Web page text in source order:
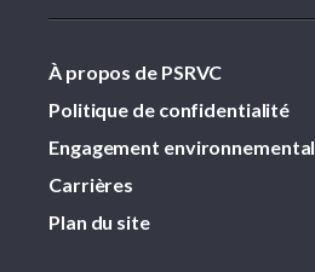
À propos de PSRVC
Politique de confidentialité
Engagement environnemental
Carrières
Plan du site